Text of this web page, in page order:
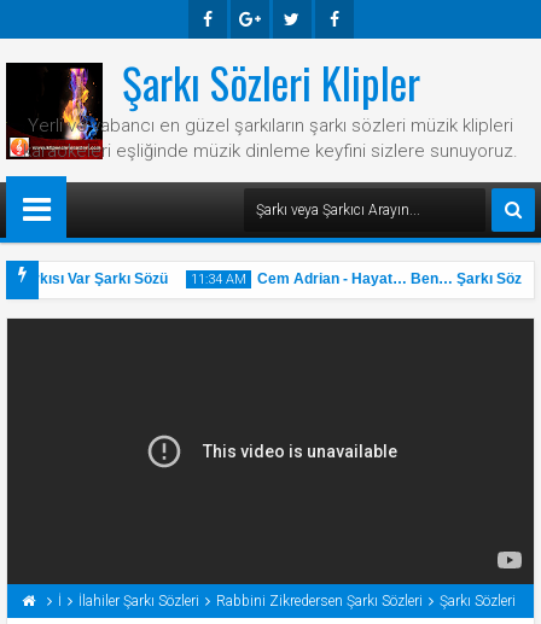
Ook E-
Plus
R Ook
Şarkı Sözleri Klipler
Yerli ve yabancı en güzel şarkıların şarkı sözleri müzik klipleri
karaokeleri eşliğinde müzik dinleme keyfini sizlere sunuyoruz.
Var Şarkı Sözü 11:34 AM
31 May
2025
Cem Adrian - Hayat… Ben… Şarkı Sözü
İ İlahiler Şarkı Sözleri Rabbini Zikredersen Şarkı Sözleri Şarkı Sözleri